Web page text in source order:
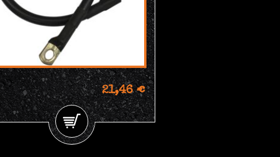
21,46 €